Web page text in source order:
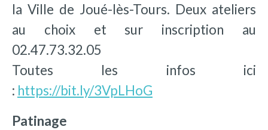
la Ville de Joué-lès-Tours. Deux ateliers
au choix et sur inscription au
02.47.73.32.05
Toutes les infos ici
: https://bit.ly/3VpLHoG
Patinage